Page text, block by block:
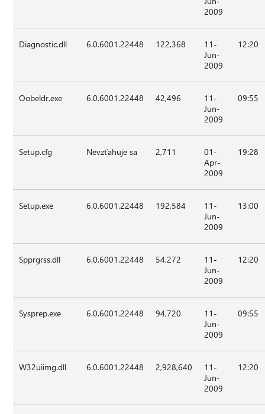
2009
Diagnostic.dll 6.0.6001.22448 122,368
11-
Jun-
2009
12:20
Oobeldr.exe 6.0.6001.22448 42,496
11-
Jun-
2009
09:55
Setup.cfg Nevzťahuje sa 2,711
01-
Apr-
2009
19:28
Setup.exe 6.0.6001.22448 192,584
11-
Jun-
2009
13:00
Spprgrss.dll 6.0.6001.22448 54,272
11-
Jun-
2009
12:20
Sysprep.exe 6.0.6001.22448 94,720
11-
Jun-
2009
09:55
W32uiimg.dll 6.0.6001.22448 2,928,640
11-
Jun-
2009
12:20